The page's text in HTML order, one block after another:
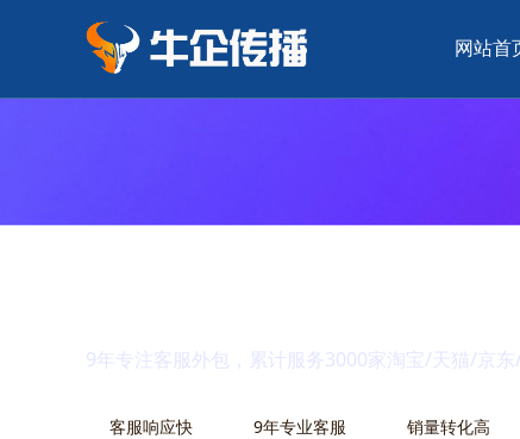
网站首
9年专注客服外包，累计服务3000家淘宝/天猫/京
客服响应快 9年专业客服 销量转化高